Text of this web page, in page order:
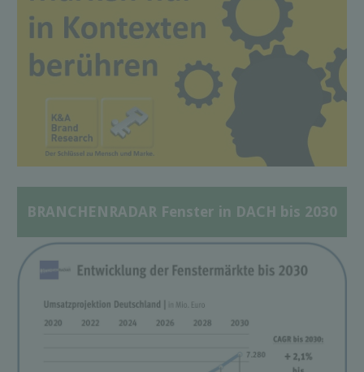
BRANCHENRADAR Fenster in DACH bis 2030